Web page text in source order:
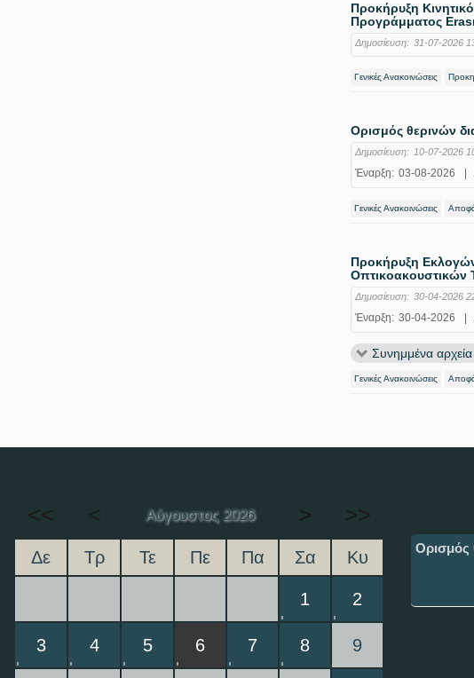
Προκήρυξη
Προγράμματος
Δημοσίευση: 31-07-2026
Γενικές Ανακοινώσεις
Ορισμός θερινών
Δημοσίευση: 10-07-2026
Έναρξη: 03-08-2026
Γενικές Ανακοινώσεις
Προκήρυξη
Οπτικοακουστικών
Δημοσίευση: 30-04-2026
Έναρξη: 30-04-2026
Συνημμένα αρχεία
Γενικές Ανακοινώσεις
<< < Αύγουστος 2026 > >>
Δε Τρ Τε Πε Πα Σα Κυ
1 2
3 4 5 6 7 8 9
Ορισμός